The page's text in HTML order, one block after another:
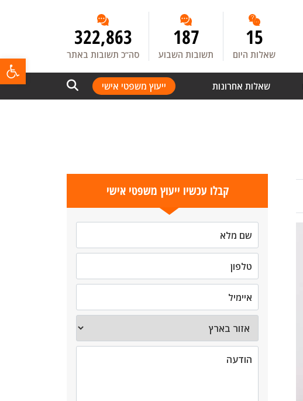
15
שאלות היום
187
תשובות השבוע
322,863
סה”כ תשובות באתר
שאלות אחרונות ייעוץ משפטי אישי
קבלו עכשיו ייעוץ משפטי אישי